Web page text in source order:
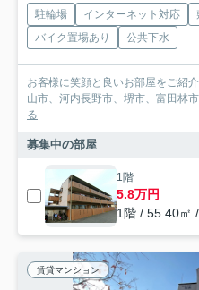
駐輪場 インターネット対応
バイク置場あり
公共下水
お客様に笑顔と良いお部屋をご紹
山市、河内長野市、堺市、富田林
る
募集中の部屋
1階
5.8万円
1階 / 55.40㎡
賃貸マンション